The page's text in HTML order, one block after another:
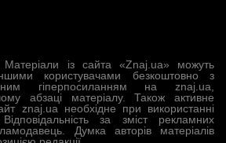
із сайта «Znaj.ua» можуть
користувачами безкоштовно з
гіперпосиланням на znaj.ua,
абзаці матеріалу. Також активне
znaj.ua необхідне при використанні
за зміст рекламних
Думка авторів матеріалів